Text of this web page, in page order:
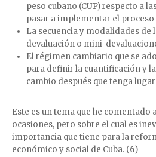
peso cubano (CUP) respecto a
pasar a implementar el proceso
La secuencia y modalidades de
devaluación o mini-
El régimen cambiario que se
para definir la cuantificación y
cambio después que tenga
Este es un tema que he
ocasiones, pero sobre el cual es
importancia que tiene para la
económico y social de Cuba. (6)